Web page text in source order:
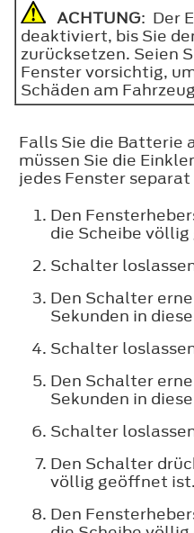
ACHTUNG: Der
deaktiviert, bis Sie
zurücksetzen. Seien
Fenster vorsichtig,
Schäden am
Falls Sie die Batterie
müssen Sie die
jedes Fenster
Den
die Scheibe
Schalter
Den Schalter
Sekunden in
Schalter
Den Schalter
Sekunden in
Schalter
Den Schalter
völlig geöffnet ist.
Den